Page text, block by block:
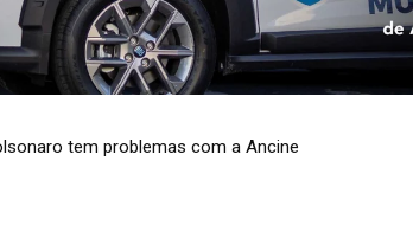
tem problemas com a Ancine